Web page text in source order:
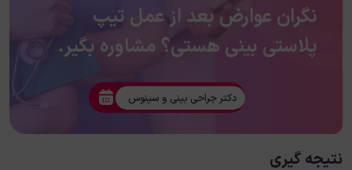
نگران عوارض بعد از عمل تیپ
پلاستی بینی هستی؟ مشاوره بگیر.
دکتر جراحی بینی و سینوس
نتیجه گیری